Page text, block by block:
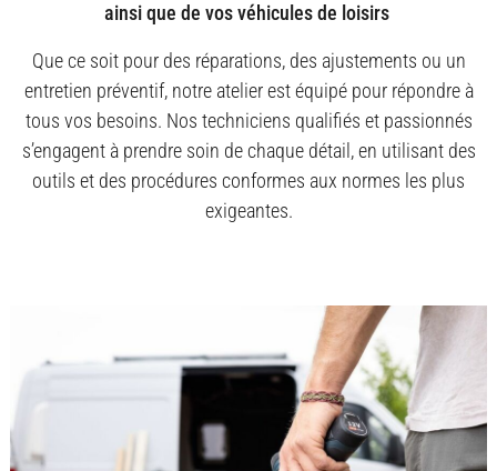
ainsi que de vos véhicules de loisirs
Que ce soit pour des réparations, des ajustements ou un
entretien préventif, notre atelier est équipé pour répondre à
tous vos besoins. Nos techniciens qualifiés et passionnés
s’engagent à prendre soin de chaque détail, en utilisant des
outils et des procédures conformes aux normes les plus
exigeantes.